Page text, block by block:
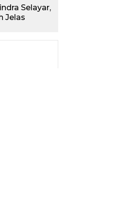
Selayar,
Jelas